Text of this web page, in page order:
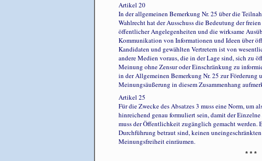
Artikel 20
In der allgemeinen Bemerkung Nr. 25 über die
Wahlrecht hat der Ausschuss die Bedeutung der
öffentlicher Angelegenheiten und die wirksame
Kommunikation von Informationen und Ideen über
Kandidaten und gewählten Vertretern ist von
andere Medien voraus, die in der Lage sind, sich zu
Meinung ohne Zensur oder Einschränkung zu
in der Allgemeinen Bemerkung Nr. 25 zur Förderung
Meinungsäußerung in diesem Zusammenhang
Artikel 25
Für die Zwecke des Absatzes 3 muss eine Norm, um
hinreichend genau formuliert sein, damit der
muss der Öffentlichkeit zugänglich gemacht werden.
Durchführung betraut sind, keinen
Meinungsfreiheit einräumen.
* * *